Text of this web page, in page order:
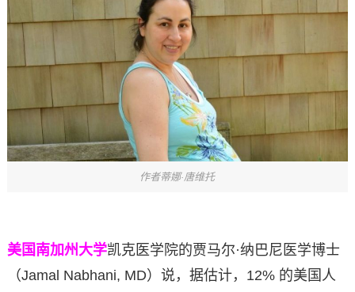
作者蒂娜·唐维托
美国南加州大学凯克医学院的贾马尔·纳巴尼医学博士
（Jamal Nabhani, MD）说，据估计，12% 的美国人